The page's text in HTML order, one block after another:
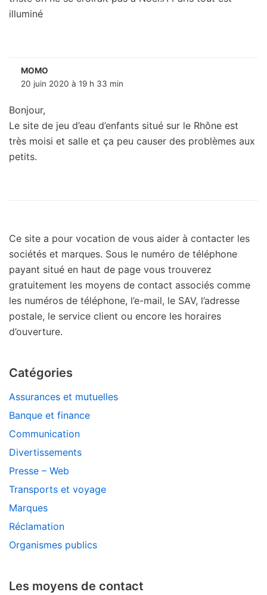
illuminé
MOMO
20 juin 2020 à 19 h 33 min
Bonjour,
Le site de jeu d’eau d’enfants situé sur le Rhône est
très moisi et salle et ça peu causer des problèmes aux
petits.
Ce site a pour vocation de vous aider à contacter les
sociétés et marques. Sous le numéro de téléphone
payant situé en haut de page vous trouverez
gratuitement les moyens de contact associés comme
les numéros de téléphone, l’e-mail, le SAV, l’adresse
postale, le service client ou encore les horaires
d’ouverture.
Catégories
Assurances et mutuelles
Banque et finance
Communication
Divertissements
Presse – Web
Transports et voyage
Marques
Réclamation
Organismes publics
Les moyens de contact